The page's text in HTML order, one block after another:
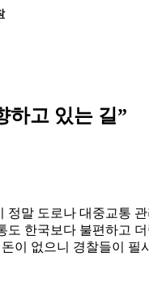
하고 있는 길 ”
정말 도로나 대중교통
도 한국보다 불편하고
이 없으니 경찰들이 필